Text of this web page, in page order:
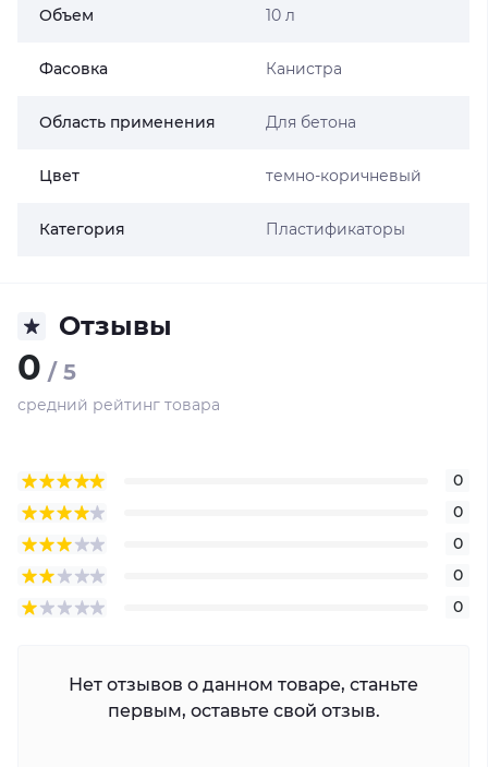
Объем 10 л
Фасовка Канистра
Область применения Для бетона
Цвет темно-коричневый
Категория Пластификаторы
Отзывы
0 / 5
средний рейтинг товара
0
0
0
0
0
Нет отзывов о данном товаре, станьте
первым, оставьте свой отзыв.